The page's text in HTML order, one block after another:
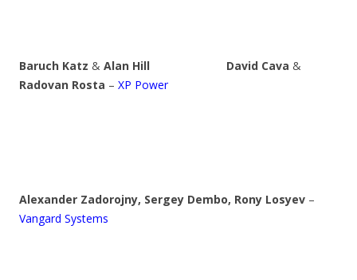
Baruch Katz & Alan Hill David Cava &
Radovan Rosta – XP Power
Alexander Zadorojny, Sergey Dembo, Rony Losyev –
Vangard Systems